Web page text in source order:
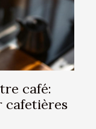
café:
cafetières